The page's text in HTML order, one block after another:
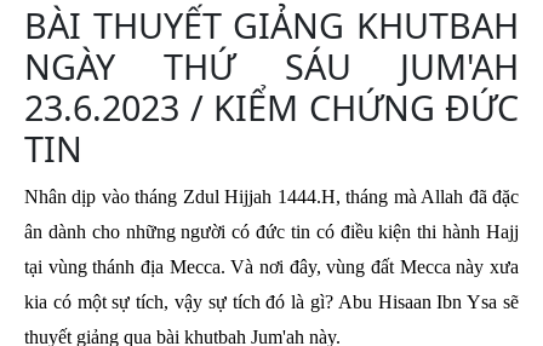
BÀI THUYẾT GIẢNG KHUTBAH
NGÀY THỨ SÁU JUM'AH
23.6.2023 / KIỂM CHỨNG ĐỨC
TIN
Nhân dịp vào tháng Zdul Hijjah 1444.H, tháng mà Allah đã đặc
ân dành cho những người có đức tin có điều kiện thi hành Hajj
tại vùng thánh địa Mecca. Và nơi đây, vùng đất Mecca này xưa
kia có một sự tích, vậy sự tích đó là gì? Abu Hisaan Ibn Ysa sẽ
thuyết giảng qua bài khutbah Jum'ah này.